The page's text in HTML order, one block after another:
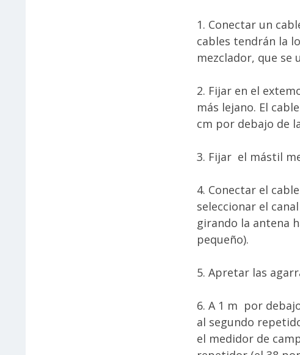
1. Conectar un
cables tendrán la
mezclador, que se
2. Fijar en el
más lejano. El
cm por debajo de
3. Fijar el mástil
4. Conectar el
seleccionar el
girando la antena
pequeño).
5. Apretar las
6. A 1 m por
al segundo
el medidor de